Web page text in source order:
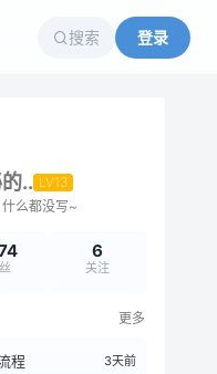
搜索 登录
.. LV13
么都没写~
6
关注
更多
程 3天前